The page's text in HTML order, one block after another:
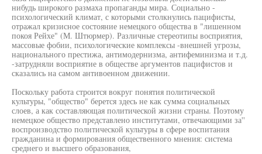
нибудь широкого размаха пропаганды мира. Социально -
психологический климат, с которыми столкнулись пацифисты,
отражал кризисное состояние немецкого общества в "лишенном
покоя Рейхе" (М. Штюрмер). Различные стереотипы восприятия,
массовые фобии, психологические комплексы -внешней угрозы,
национального престижа, антимодернизма, антифеминизма и т.д.
-затрудняли восприятие в обществе аргументов пацифистов и
сказались на самом антивоенном движении.
Поскольку работа строится вокруг понятия политической
культуры, "общество" берется здесь не как сумма социальных
слоев, а как составляющая политической жизни страны. Поэтому
немецкое общество представлено институтами, отвечающими за''
воспроизводство политической культуры в сфере воспитания
гражданина и формирования общественного мнения: система
среднего и высшего образования,